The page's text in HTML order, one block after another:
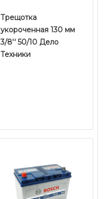
Трещотка
укороченная 130 мм
3/8'' 50/10 Дело
Техники